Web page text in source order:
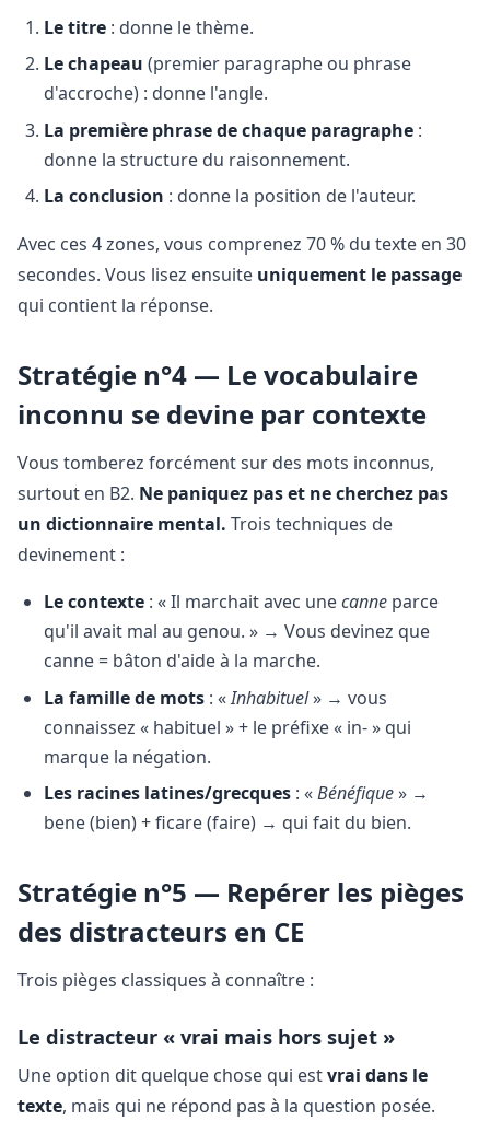
Le titre : donne le thème.
Le chapeau (premier paragraphe ou phrase
d'accroche) : donne l'angle.
La première phrase de chaque paragraphe :
donne la structure du raisonnement.
La conclusion : donne la position de l'auteur.
Avec ces 4 zones, vous comprenez 70 % du texte en 30
secondes. Vous lisez ensuite uniquement le passage
qui contient la réponse.
Stratégie n°4 — Le vocabulaire
inconnu se devine par contexte
Vous tomberez forcément sur des mots inconnus,
surtout en B2. Ne paniquez pas et ne cherchez pas
un dictionnaire mental. Trois techniques de
devinement :
Le contexte : « Il marchait avec unecanne parce
qu'il avait mal au genou. » → Vous devinez que
canne = bâton d'aide à la marche.
La famille de mots : «Inhabituel» → vous
connaissez « habituel » + le préfixe « in- » qui
marque la négation.
Les racines latines/grecques : «Bénéfique» →
bene (bien) + ficare (faire) → qui fait du bien.
Stratégie n°5 — Repérer les pièges
des distracteurs en CE
Trois pièges classiques à connaître :
Le distracteur « vrai mais hors sujet »
Une option dit quelque chose qui estvrai dans le
texte, mais qui ne répond pas à la question posée.